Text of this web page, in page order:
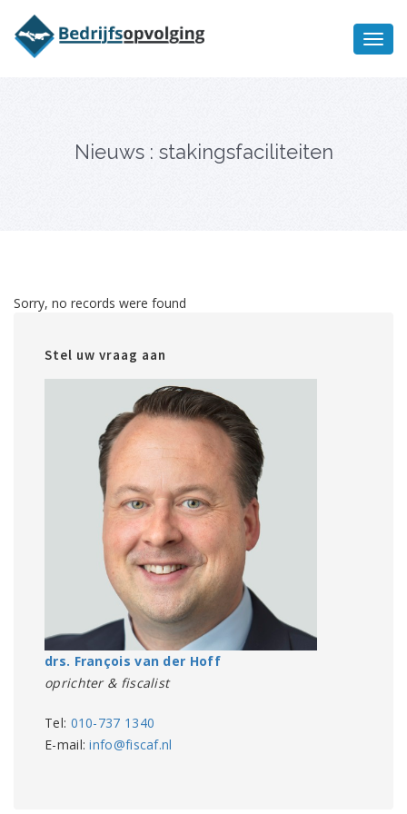
Nieuws : stakingsfaciliteiten
Sorry, no records were found
Stel uw vraag aan
drs. François van der Hoff
oprichter & fiscalist
Tel: 010-737 1340
E-mail:info@fiscaf.nl
bedrijfsopvolging voor fiscaal
juridisch advies
Ik wil meer informatie